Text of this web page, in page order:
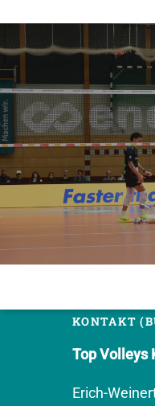
KONTAKT
Top Volleys
Erich-